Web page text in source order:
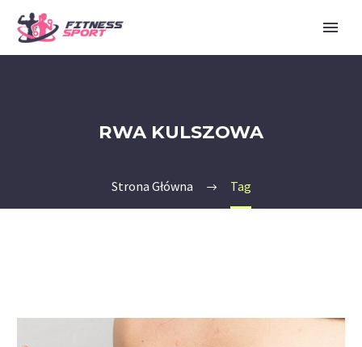
RWA KULSZOWA
Strona Główna Tag